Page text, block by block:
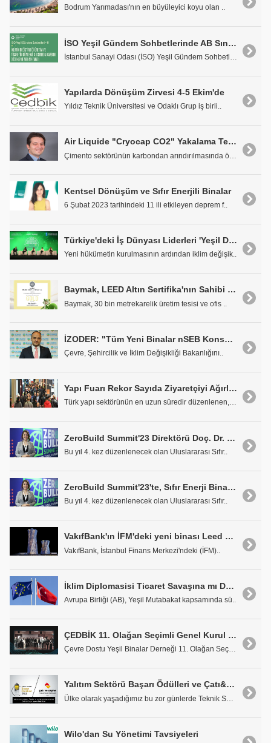
Bodrum Yarımadası'nın en büyüleyici koyu olan ..
İSO Yeşil Gündem Sohbetlerinde AB Sınırda Karbon Düzenleme Mekanizmasına Geçiş Dönemi Ele Aınacak
Yapılarda Dönüşüm Zirvesi 4-5 Ekim'de
Yıldız Teknik Üniversitesi ve Odaklı Grup iş birli..
Air Liquide "Cryocap CO2" Yakalama Teknolojisi ile Çimento Sektörünü Karbondan Arındırıyor
Kentsel Dönüşüm ve Sıfır Enerjili Binalar
6 Şubat 2023 tarihindeki 11 ili etkileyen deprem f..
Türkiye'deki İş Dünyası Liderleri 'Yeşil Dönüşüm'ü Sahipleniyor
Yeni hükümetin kurulmasının ardından iklim değişik..
Baymak, LEED Altın Sertifika'nın Sahibi Oldu
Baymak, 30 bin metrekarelik üretim tesisi ve ofis ..
İZODER: "Tüm Yeni Binalar nSEB Konsepti ile İnşa Edilmeli"
Çevre, Şehircilik ve İklim Değişikliği Bakanlığını..
Yapı Fuarı Rekor Sayıda Ziyaretçiyi Ağırladı
Türk yapı sektörünün en uzun süredir düzenlenen, T..
ZeroBuild Summit'23 Direktörü Doç. Dr. Gamze Karanfil Kaçmaz: "Sıfır Enerji Bina'lara Dönüşümü Konu Alacağız"
Bu yıl 4. kez düzenlenecek olan Uluslararası Sıfır..
ZeroBuild Summit'23'te, Sıfır Enerji Binalar'ın Mümkünlüğü Örnek Bina İle Ortaya Konacak
Bu yıl 4. kez düzenlenecek olan Uluslararası Sıfır..
VakıfBank'ın İFM'deki yeni binası Leed Gold Sertifikası Aldı
VakıfBank, İstanbul Finans Merkezi'ndeki (İFM)..
İklim Diplomasisi Ticaret Savaşına mı Dönüşüyor?
Avrupa Birliği (AB), Yeşil Mutabakat kapsamında sü..
ÇEDBİK 11. Olağan Seçimli Genel Kurul Toplantısı Gerçekleştirildi
Çevre Dostu Yeşil Binalar Derneği 11. Olağan Seçim..
Yalıtım Sektörü Başarı Ödülleri ve Çatı&Cephe Malzemeleri Ödülleri Organizasyonu İptal Edildi
Wilo'dan Su Yönetimi Tavsiyeleri